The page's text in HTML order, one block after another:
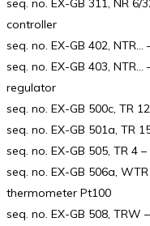
seq. no. EX-GB 311, NR 6/
controller
seq. no. EX-GB 402, NTR…
seq. no. EX-GB 403,
regulator
seq. no. EX-GB 500c, TR
seq. no. EX-GB 501a, TR
seq. no. EX-GB 505, TR 4
seq. no. EX-GB 506a,
thermometer Pt100
seq. no. EX-GB 508, TRW